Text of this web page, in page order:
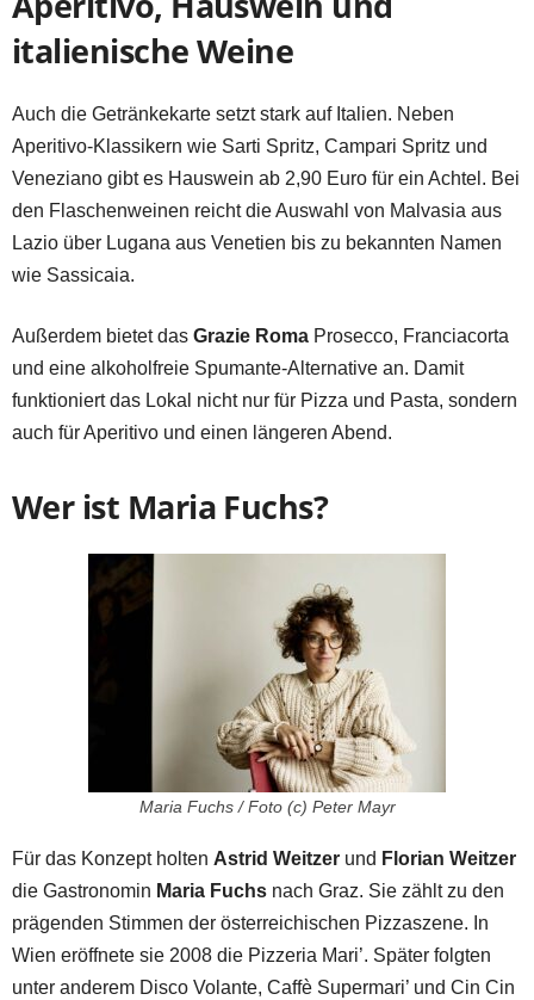
italienische Weine
Auch die Getränkekarte setzt stark auf Italien. Neben
Aperitivo-Klassikern wie Sarti Spritz, Campari Spritz und
Veneziano gibt es Hauswein ab 2,90 Euro für ein Achtel. Bei
den Flaschenweinen reicht die Auswahl von Malvasia aus
Lazio über Lugana aus Venetien bis zu bekannten Namen
wie Sassicaia.
Außerdem bietet das Grazie Roma Prosecco, Franciacorta
und eine alkoholfreie Spumante-Alternative an. Damit
funktioniert das Lokal nicht nur für Pizza und Pasta, sondern
auch für Aperitivo und einen längeren Abend.
Wer ist Maria Fuchs?
Maria Fuchs / Foto (c) Peter Mayr
Für das Konzept holten Astrid Weitzer und Florian Weitzer
die Gastronomin Maria Fuchs nach Graz. Sie zählt zu den
prägenden Stimmen der österreichischen Pizzaszene. In
Wien eröffnete sie 2008 die Pizzeria Mari’. Später folgten
unter anderem Disco Volante, Caffè Supermari’ und Cin Cin